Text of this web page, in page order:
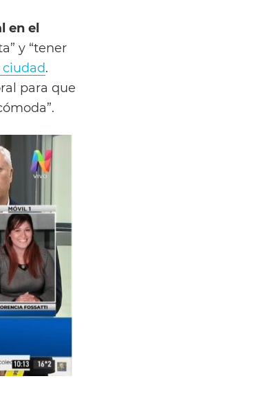
en el
y “tener
ciudad.
para que